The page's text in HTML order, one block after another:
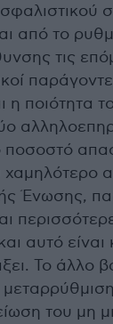
από το
τις
η ποιότητα
χαμηλότερο
Ένωσης,
αυτό είναι
Το άλλο
του μη